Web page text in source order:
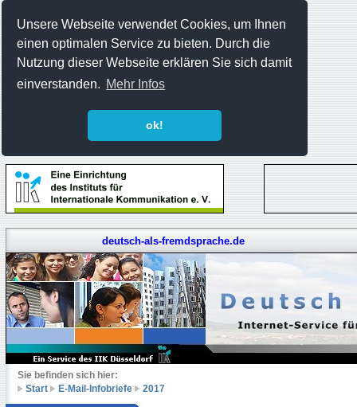
Unsere Webseite verwendet Cookies, um Ihnen
einen optimalen Service zu bieten. Durch die
Nutzung dieser Webseite erklären Sie sich damit
einverstanden. Mehr Infos
ok!
deutsch-als-fremdsprache.de
Sie befinden sich hier:
Start
E-Mail-Infobriefe 2017